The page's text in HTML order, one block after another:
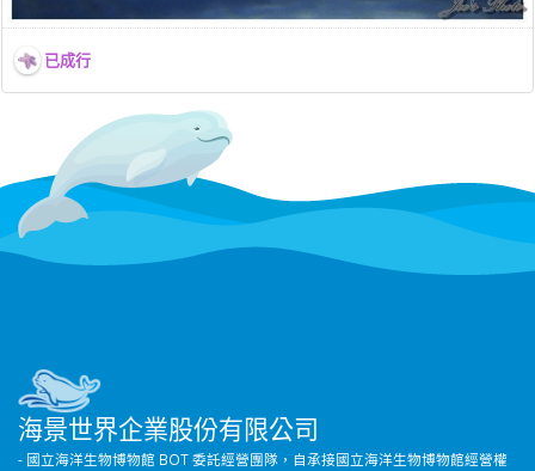
已成行
海景世界企業股份有限公司
- 國立海洋生物博物館 BOT 委託經營團隊，自承接國立海洋生物博物館經營權